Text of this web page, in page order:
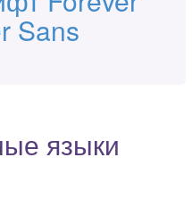
Sans
языки